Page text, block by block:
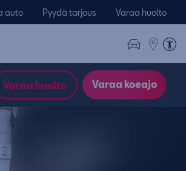
auto Pyydä tarjous Varaa huolto
Varaa huolto Varaa koeajo